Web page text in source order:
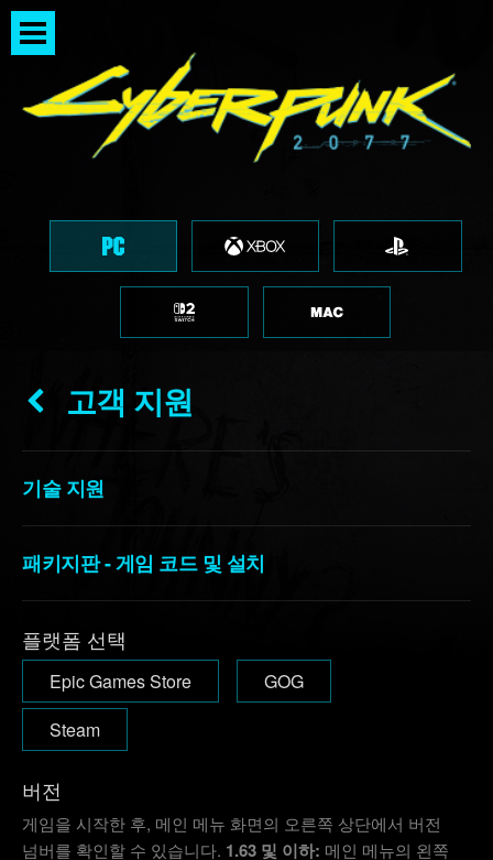
고객 지원
기술 지원
패키지판 - 게임 코드 및 설치
플랫폼 선택
Epic Games Store
GOG
Steam
버전
게임을 시작한 후, 메인 메뉴 화면의 오른쪽 상단에서 버전
넘버를 확인할 수 있습니다. 1.63 및 이하: 메인 메뉴의 왼쪽